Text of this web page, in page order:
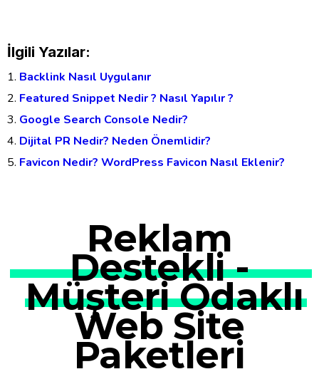
İlgili Yazılar:
Backlink Nasıl Uygulanır
Featured Snippet Nedir ? Nasıl Yapılır ?
Google Search Console Nedir?
Dijital PR Nedir? Neden Önemlidir?
Favicon Nedir? WordPress Favicon Nasıl Eklenir?
Reklam
Destekli -
Müşteri Odaklı
Web Site
Paketleri